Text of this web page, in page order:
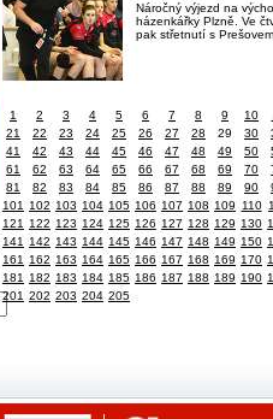
Náročný výjezd na
házenkářky Plzně. Ve
pak střetnutí s
1 2 3 4 5 6 7 8 9 10
21
22 23 24 25 26 27 28 29 30
41
42 43 44 45 46 47 48 49 50
61
62 63 64 65 66 67 68 69 70
81
82 83 84 85 86 87 88 89 90
101
102 103 104 105 106 107 108 109 110
121
122 123 124 125 126 127 128 129 130
141
142 143 144 145 146 147 148 149 150
161
162 163 164 165 166 167 168 169 170
181
182 183 184 185 186 187 188 189 190
201 202 203 204 205